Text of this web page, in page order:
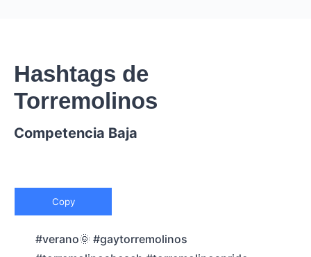
Hashtags de
Torremolinos
Competencia Baja
Copy
#verano🌞 #gaytorremolinos